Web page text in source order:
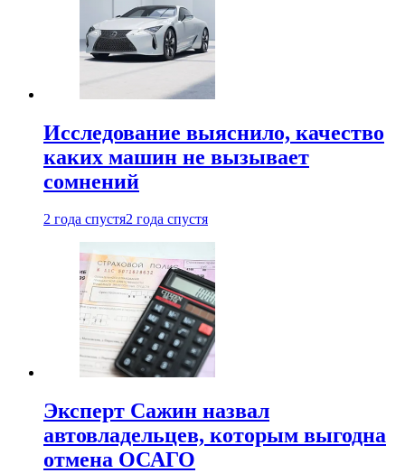
Исследование выяснило, качество
каких машин не вызывает
сомнений
2 года спустя2 года спустя
Эксперт Сажин назвал
автовладельцев, которым выгодна
отмена ОСАГО